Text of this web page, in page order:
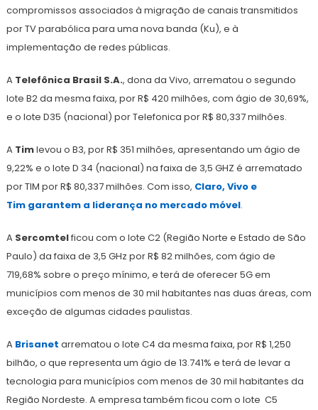
compromissos associados à migração de canais transmitidos
por TV parabólica para uma nova banda (Ku), e à
implementação de redes públicas.
A Telefônica Brasil S.A., dona da Vivo, arrematou o segundo
lote B2 da mesma faixa, por R$ 420 milhões, com ágio de 30,69%,
e o lote D35 (nacional) por Telefonica por R$ 80,337 milhões.
A Timlevou o B3, por R$ 351 milhões, apresentando um ágio de
9,22% e o lote D 34 (nacional) na faixa de 3,5 GHZ é arrematado
por TIM por R$ 80,337 milhões. Com isso, Claro, Vivo e
Tim garantem a liderança no mercado móvel.
A Sercomtelficou com o lote C2 (Região Norte e Estado de São
Paulo) da faixa de 3,5 GHz por R$ 82 milhões, com ágio de
719,68% sobre o preço mínimo, e terá de oferecer 5G em
municípios com menos de 30 mil habitantes nas duas áreas, com
exceção de algumas cidades paulistas.
A Brisanet arrematou o lote C4 da mesma faixa, por R$ 1,250
bilhão, o que representa um ágio de 13.741% e terá de levar a
tecnologia para municípios com menos de 30 mil habitantes da
Região Nordeste. A empresa também ficou com o lote C5